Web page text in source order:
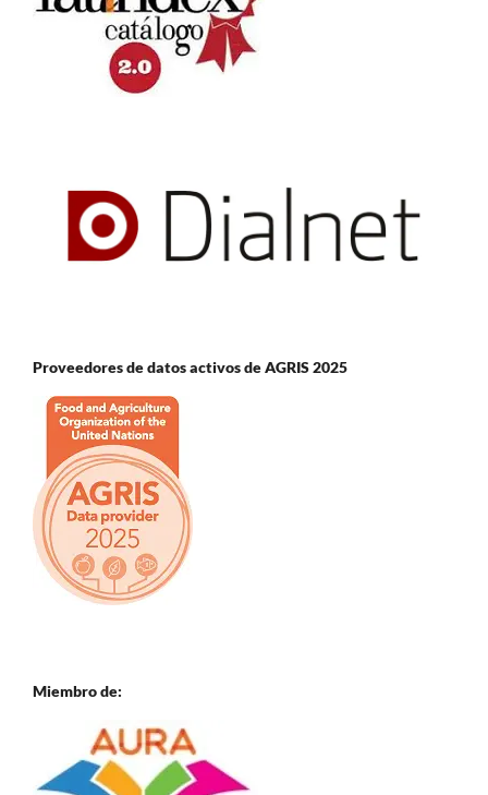
Proveedores de datos activos de AGRIS 2025
Miembro de: